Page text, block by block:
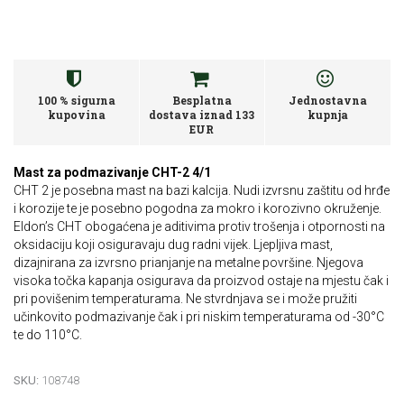
100 % sigurna
kupovina
Besplatna
dostava iznad 133
EUR
Jednostavna
kupnja
Mast za podmazivanje CHT-2 4/1
CHT 2 je posebna mast na bazi kalcija. Nudi izvrsnu zaštitu od hrđe
i korozije te je posebno pogodna za mokro i korozivno okruženje.
Eldon’s CHT obogaćena je aditivima protiv trošenja i otpornosti na
oksidaciju koji osiguravaju dug radni vijek. Ljepljiva mast,
dizajnirana za izvrsno prianjanje na metalne površine. Njegova
visoka točka kapanja osigurava da proizvod ostaje na mjestu čak i
pri povišenim temperaturama. Ne stvrdnjava se i može pružiti
učinkovito podmazivanje čak i pri niskim temperaturama od -30°C
te do 110°C.
SKU: 108748